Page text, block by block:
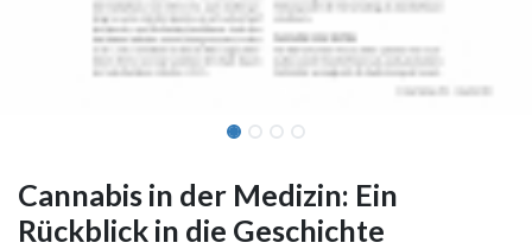
Cannabis in der Medizin: Ein
Rückblick in die Geschichte